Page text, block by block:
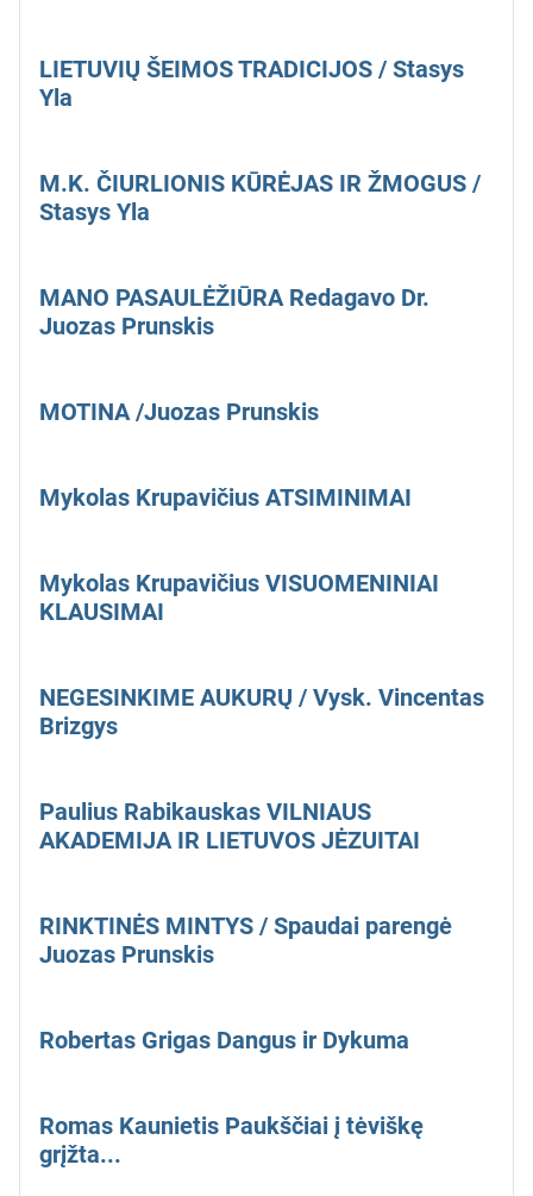
LIETUVIŲ ŠEIMOS TRADICIJOS / Stasys
Yla
M.K. ČIURLIONIS KŪRĖJAS IR ŽMOGUS /
Stasys Yla
MANO PASAULĖŽIŪRA Redagavo Dr.
Juozas Prunskis
MOTINA /Juozas Prunskis
Mykolas Krupavičius ATSIMINIMAI
Mykolas Krupavičius VISUOMENINIAI
KLAUSIMAI
NEGESINKIME AUKURŲ / Vysk. Vincentas
Brizgys
Paulius Rabikauskas VILNIAUS
AKADEMIJA IR LIETUVOS JĖZUITAI
RINKTINĖS MINTYS / Spaudai parengė
Juozas Prunskis
Robertas Grigas Dangus ir Dykuma
Romas Kaunietis Paukščiai į tėviškę
grįžta...